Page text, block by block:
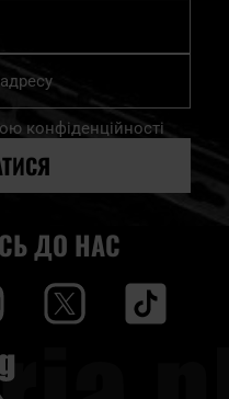
конфіденційності
ДО НАС